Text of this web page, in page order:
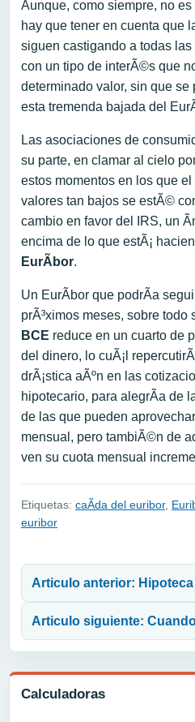
Calculadoras
Aunque, como siempre, no
hay que tener en cuenta que
siguen castigando a todas
con un tipo de interÃ©s que
determinado valor, sin que
esta tremenda bajada del
Las asociaciones de
su parte, en clamar al cielo
estos momentos en los que
valores tan bajos se estÃ©
cambio en favor del IRS, un
encima de lo que estÃ¡
EurÃ­bor.
Un EurÃ­bor que podrÃ­a
prÃ³ximos meses, sobre todo
BCE reduce en un cuarto de
del dinero, lo cuÃ¡l
drÃ¡stica aÃºn en las
hipotecario, para alegrÃ­a de
de las que pueden
mensual, pero tambiÃ©n de
ven su cuota mensual
Etiquetas: caÃ­da del euribor,
euribor
Articulo anterior:
Articulo siguiente: